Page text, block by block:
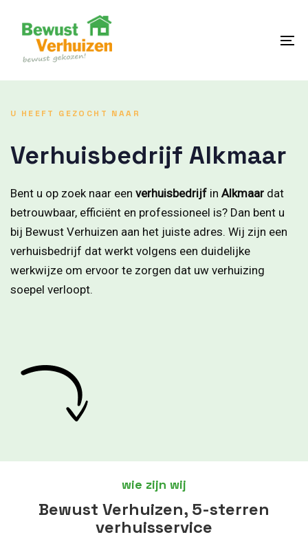
content
U HEEFT GEZOCHT NAAR
Verhuisbedrijf Alkmaar
Bent u op zoek naar een verhuisbedrijf in Alkmaar dat
betrouwbaar, efficiënt en professioneel is? Dan bent u
bij Bewust Verhuizen aan het juiste adres. Wij zijn een
verhuisbedrijf dat werkt volgens een duidelijke
werkwijze om ervoor te zorgen dat uw verhuizing
soepel verloopt.
wie zijn wij
Bewust Verhuizen, 5-sterren
verhuisservice